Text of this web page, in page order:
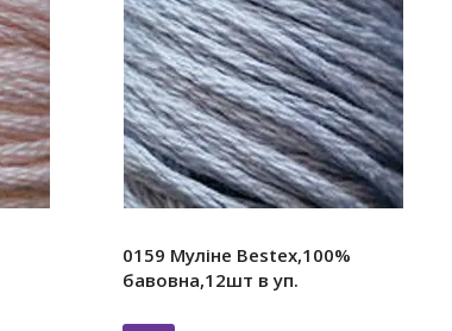
0159 Муліне Bestex,100%
бавовна,12шт в уп.